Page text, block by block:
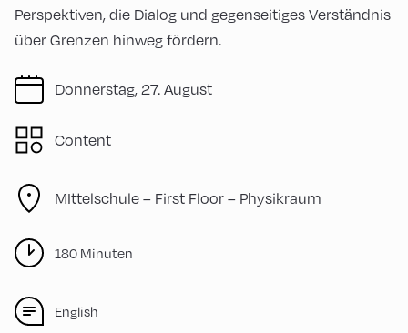
Donnerstag, 27. August
Content
MIttelschule – First Floor – Physikraum
180 Minuten
English
Perspektiven, die Dialog und gegenseitiges Verständnis
über Grenzen hinweg fördern.